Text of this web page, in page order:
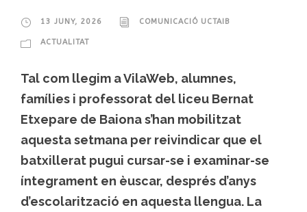
13 JUNY, 2026 COMUNICACIÓ UCTAIB
ACTUALITAT
Tal com llegim a VilaWeb, alumnes,
famílies i professorat del liceu Bernat
Etxepare de Baiona s’han mobilitzat
aquesta setmana per reivindicar que el
batxillerat pugui cursar-se i examinar-se
íntegrament en èuscar, després d’anys
d’escolarització en aquesta llengua. La